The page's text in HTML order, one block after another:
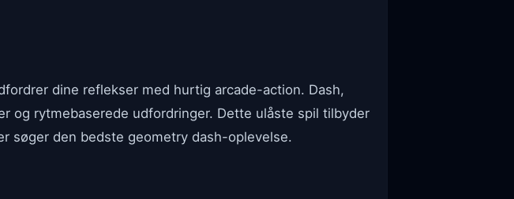
dine reflekser med hurtig arcade-action. Dash,
og rytmebaserede udfordringer. Dette ulåste spil tilbyder
søger den bedste geometry dash-oplevelse.